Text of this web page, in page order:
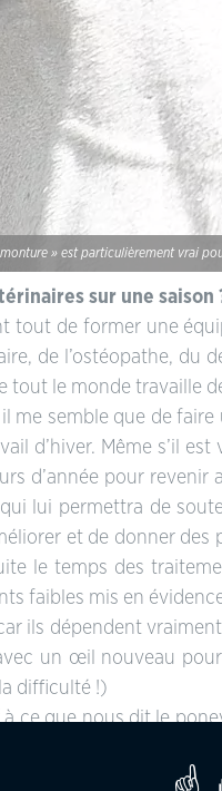
» est particulièrement vrai
sur une saison
tout de former une
de l’ostéopathe,
tout le monde travaille
me semble que de
d’hiver. Même s’il
d’année pour
lui permettra de
et de donner des
le temps des
faibles mis en
ils dépendent
un œil nouveau
difficulté !)
ce que nous dit le
qu’il n’y a pas de
certains